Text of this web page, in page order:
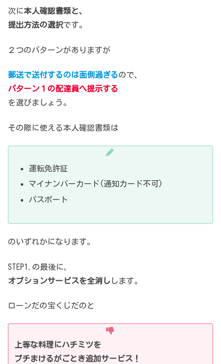
次に本人確認書類と、
提出方法の選択です。
２つのパターンがありますが
郵送で送付するのは面倒過ぎるので、
パターン１の配達員へ提示する
を選びましょう。
その際に使える本人確認書類は
運転免許証
マイナンバーカード(通知カード不可)
パスポート
のいずれかになります。
STEP1.の最後に、
オプションサービスを全消し します。
ローンだの宝くじだのと
上等な料理にハチミツを
ブチまけるがごとき追加サービス！